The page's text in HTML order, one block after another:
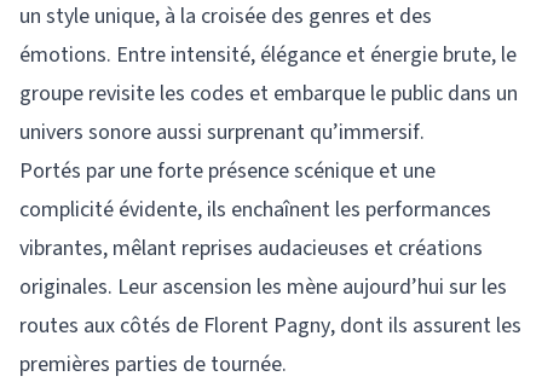
un style unique, à la croisée des genres et des
émotions. Entre intensité, élégance et énergie brute, le
groupe revisite les codes et embarque le public dans un
univers sonore aussi surprenant qu’immersif.
Portés par une forte présence scénique et une
complicité évidente, ils enchaînent les performances
vibrantes, mêlant reprises audacieuses et créations
originales. Leur ascension les mène aujourd’hui sur les
routes aux côtés de Florent Pagny, dont ils assurent les
premières parties de tournée.